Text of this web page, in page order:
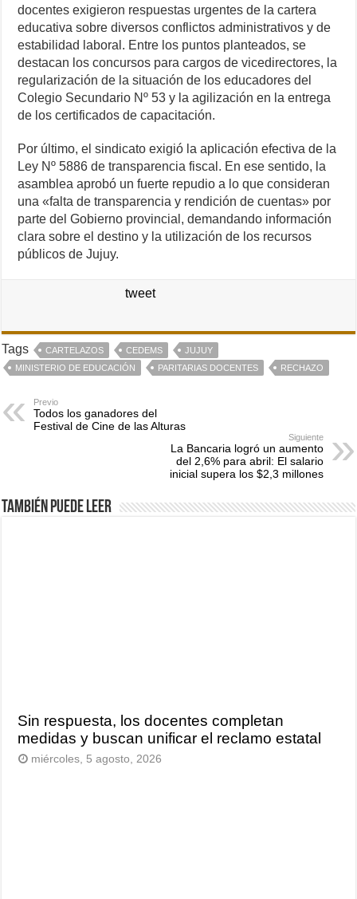
docentes exigieron respuestas urgentes de la cartera
educativa sobre diversos conflictos administrativos y de
estabilidad laboral. Entre los puntos planteados, se
destacan los concursos para cargos de vicedirectores, la
regularización de la situación de los educadores del
Colegio Secundario Nº 53 y la agilización en la entrega
de los certificados de capacitación.
Por último, el sindicato exigió la aplicación efectiva de la
Ley Nº 5886 de transparencia fiscal. En ese sentido, la
asamblea aprobó un fuerte repudio a lo que consideran
una «falta de transparencia y rendición de cuentas» por
parte del Gobierno provincial, demandando información
clara sobre el destino y la utilización de los recursos
públicos de Jujuy.
tweet
Tags CARTELAZOS CEDEMS
JUJUY
MINISTERIO DE EDUCACIÓN
PARITARIAS DOCENTES RECHAZO
Previo
Todos los ganadores del
Festival de Cine de las Alturas
Siguiente
La Bancaria logró un aumento
del 2,6% para abril: El salario
inicial supera los $2,3 millones
También puede leer
Sin respuesta, los docentes completan
medidas y buscan unificar el reclamo estatal
miércoles, 5 agosto, 2026